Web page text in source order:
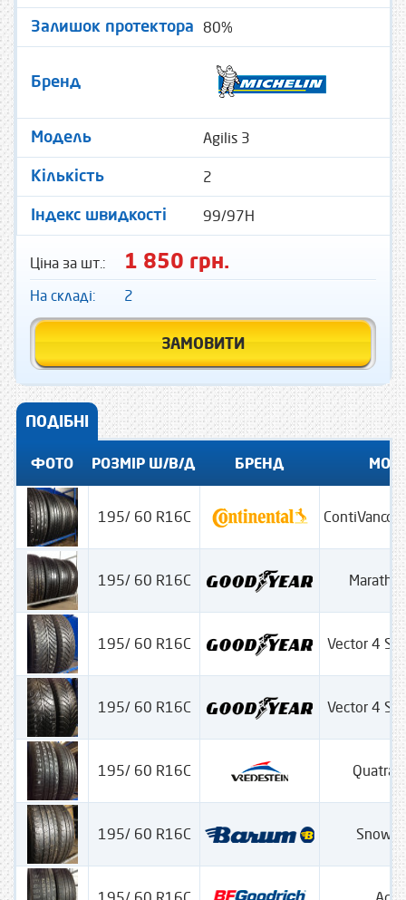
Залишок протектора 80%
Бренд
Модель Agilis 3
Кількість 2
Індекс швидкості 99/97H
Ціна за шт.: 1 850 грн.
На складі: 2
ЗАМОВИТИ
ПОДІБНІ
ФОТО РОЗМІР Ш/В/Д БРЕНД
195/ 60 R16C
195/ 60 R16C
195/ 60 R16C Vector 4
195/ 60 R16C Vector 4
195/ 60 R16C Quatrac
195/ 60 R16C Snow